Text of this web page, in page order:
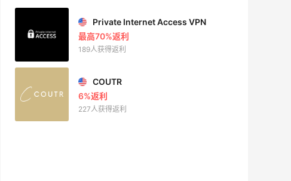
Mac Duggal
最高2%返利
6079人成功下单
Biōkreativ
30%返利
54人获得返利